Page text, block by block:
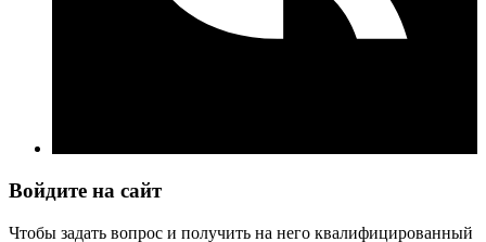
Войдите на сайт
Чтобы задать вопрос и получить на него квалифицированный